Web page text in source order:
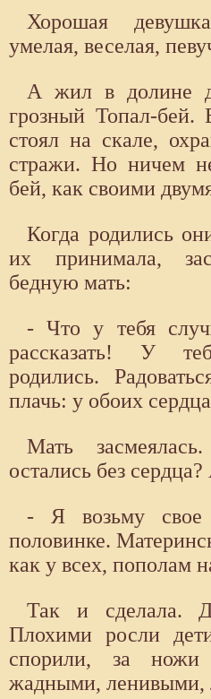
Хорошая
умелая, веселая,
А жил в долине
грозный Топал-бей.
стоял на скале,
стражи. Но ничем
бей, как своими
Когда родились
их принимала,
бедную мать:
- Что у тебя
рассказать! У
родились.
плачь: у обоих
Мать
остались без
- Я возьму свое
половинке.
как у всех, пополам
Так и сделала.
Плохими росли
спорили, за ножи
жадными, ленивыми,